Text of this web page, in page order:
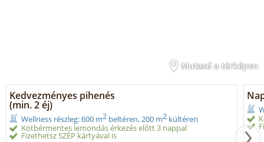
Mutasd a térképen
Kedvezményes pihenés
(min. 2 éj)
Wellness részleg: 600 m2 beltéren, 200 m2 kültéren
Kötbérmentes lemondás érkezés előtt 3 nappal
Fizethetsz SZÉP kártyával is